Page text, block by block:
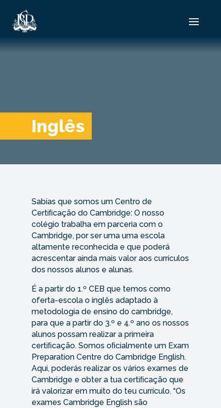
Inglês
Sabias que somos um Centro de
Certiﬁcação do Cambridge: O nosso
colégio trabalha em parceria com o
Cambridge, por ser uma uma escola
altamente reconhecida e que poderá
acrescentar ainda mais valor aos currículos
dos nossos alunos e alunas.
É a partir do 1.º CEB que temos como
oferta-escola o inglês adaptado à
metodologia de ensino do cambridge,
para que a partir do 3.º e 4.º ano os nossos
alunos possam realizar a primeira
certiﬁcação. Somos oﬁcialmente um Exam
Preparation Centre do Cambridge English.
Aqui, poderás realizar os vários exames de
Cambridge e obter a tua certiﬁcação que
irá valorizar em muito do teu currículo. “Os
exames Cambridge English são